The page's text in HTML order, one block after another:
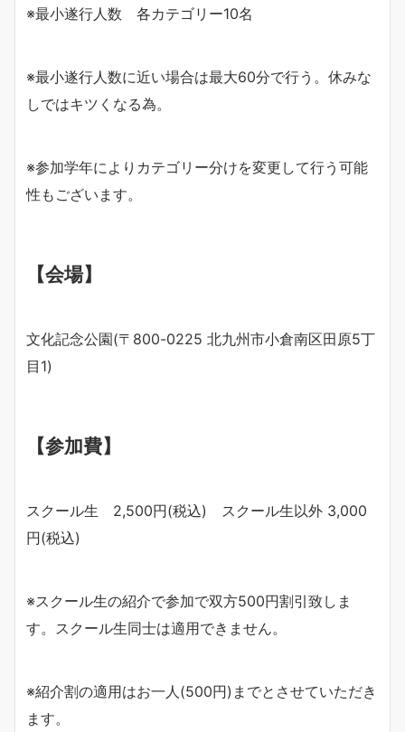
※最小遂行人数 各カテゴリー10名
※最小遂行人数に近い場合は最大60分で行う。休みな
しではキツくなる為。
※参加学年によりカテゴリー分けを変更して行う可能
性もございます。
【会場】
文化記念公園(〒800-0225 北九州市小倉南区田原5丁
目1)
【参加費】
スクール生 2,500円(税込) スクール生以外 3,000
円(税込)
※スクール生の紹介で参加で双方500円割引致しま
す。スクール生同士は適用できません。
※紹介割の適用はお一人(500円)までとさせていただき
ます。